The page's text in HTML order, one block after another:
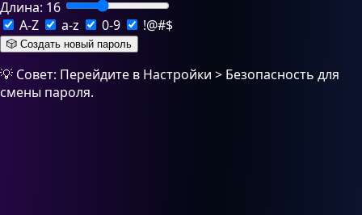
Длина: 16
A-Z
a-z 0-9 !@#$
🎲 Создать новый пароль
💡 Совет: Перейдите в Настройки > Безопасность для
смены пароля.